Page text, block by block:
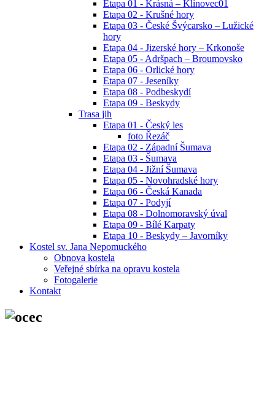
Etapa 01 - Krásná – Klínovec01
Etapa 02 - Krušné hory
Etapa 03 - České Švýcarsko – Lužické
hory
Etapa 04 - Jizerské hory – Krkonoše
Etapa 05 - Adršpach – Broumovsko
Etapa 06 - Orlické hory
Etapa 07 - Jeseníky
Etapa 08 - Podbeskydí
Etapa 09 - Beskydy
Trasa jih
Etapa 01 - Český les
foto Řezáč
Etapa 02 - Západní Šumava
Etapa 03 - Šumava
Etapa 04 - Jižní Šumava
Etapa 05 - Novohradské hory
Etapa 06 - Česká Kanada
Etapa 07 - Podyjí
Etapa 08 - Dolnomoravský úval
Etapa 09 - Bílé Karpaty
Etapa 10 - Beskydy – Javorníky
Kostel sv. Jana Nepomuckého
Obnova kostela
Veřejné sbírka na opravu kostela
Fotogalerie
Kontakt